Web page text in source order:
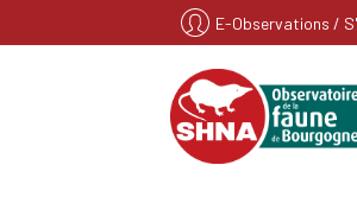
E-Observations /